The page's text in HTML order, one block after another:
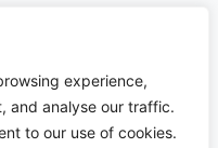
experience,
and analyse our traffic.
to our use of cookies.